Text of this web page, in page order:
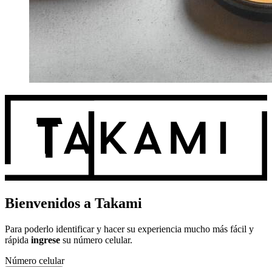
Bienvenidos a Takami
Para poderlo identificar y hacer su experiencia mucho más fácil y
rápida ingrese su número celular.
Número celular